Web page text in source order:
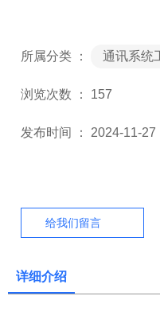
所属分类 ： 通讯系统
浏览次数 ： 157
发布时间 ： 2024-11-27
给我们留言
详细介绍